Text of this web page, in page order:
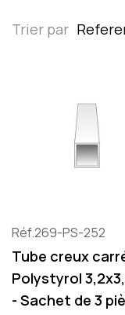
Trier par
Réf.269-PS-252
Tube creux
Polystyrol
- Sachet de 3